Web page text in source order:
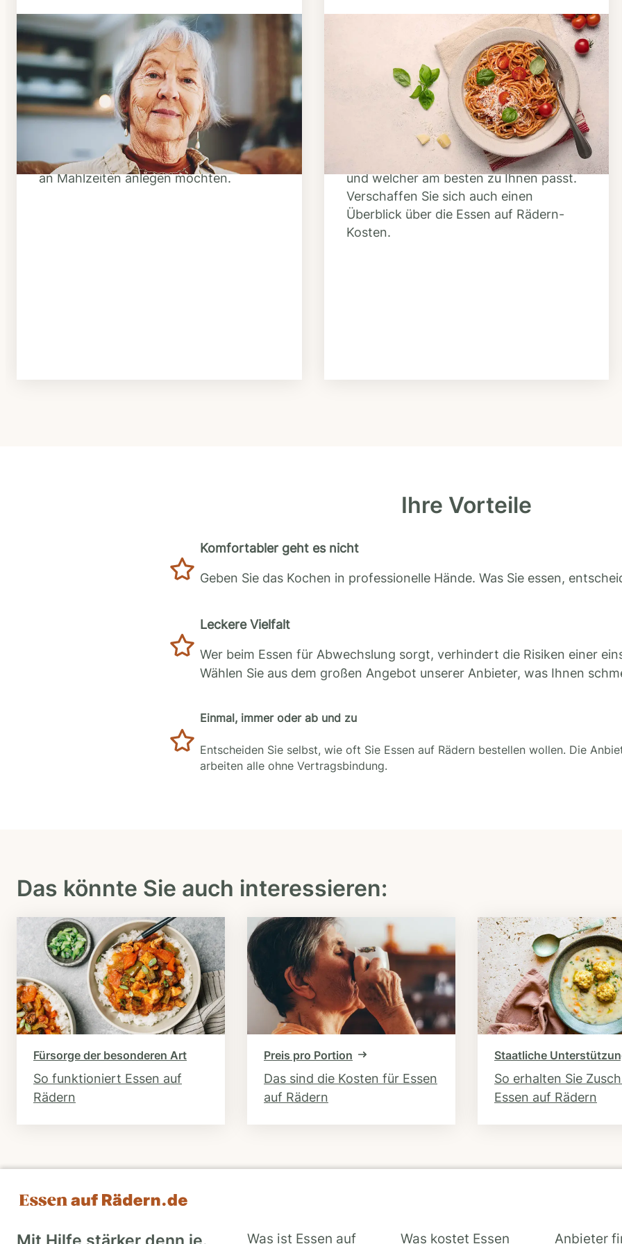
Schritt 1
Klarheit schaffen
Überlegen Sie, ob Ihnen das Essen
täglich verzehrfertig geliefert werden
soll oder Sie sich einen Tiefkühl-Vorrat
an Mahlzeiten anlegen möchten.
Schritt 2
Anbieter finden
Nutzen Sie unsere große Mahlzeiten-
Dienst-Suche, um herauszufinden,
welche Anbieter es in Ihrer Region gibt
und welcher am besten zu Ihnen passt.
Verschaffen Sie sich auch einen
Überblick über die Essen auf Rädern-
Kosten.
Ihre Vorteile
Komfortabler geht es nicht
Geben Sie das Kochen in professionelle Hände. Was Sie essen,
Leckere Vielfalt
Wer beim Essen für Abwechslung sorgt, verhindert die Risiken einer
Wählen Sie aus dem großen Angebot unserer Anbieter, was Ihnen
Einmal, immer oder ab und zu
Entscheiden Sie selbst, wie oft Sie Essen auf Rädern bestellen wollen. Die
arbeiten alle ohne Vertragsbindung.
Das könnte Sie auch interessieren:
Fürsorge der besonderen Art
So funktioniert Essen auf
Rädern
Preis pro Portion
Das sind die Kosten für Essen
auf Rädern
Staatliche
So erhalten Sie
Essen auf Rädern
Was ist Essen auf Was kostet Essen Anbieter